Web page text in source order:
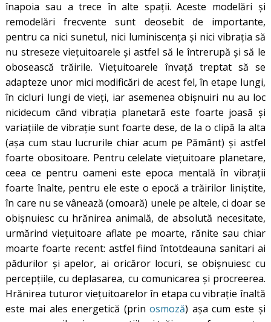
înapoia sau a trece în alte spații. Aceste modelări și
remodelări frecvente sunt deosebit de importante,
pentru ca nici sunetul, nici luminiscenţa şi nici vibrația să
nu streseze vieţuitoarele şi astfel să le întrerupă și să le
obosească trăirile. Viețuitoarele învaţă treptat să se
adapteze unor mici modificări de acest fel, în etape lungi,
în cicluri lungi de vieţi, iar asemenea obişnuiri nu au loc
nicidecum când vibraţia planetară este foarte joasă şi
variaţiile de vibraţie sunt foarte dese, de la o clipă la alta
(aşa cum stau lucrurile chiar acum pe Pământ) și astfel
foarte obositoare. Pentru celelate vieţuitoare planetare,
ceea ce pentru oameni este epoca mentală în vibraţii
foarte înalte, pentru ele este o epocă a trăirilor liniştite,
în care nu se vânează (omoară) unele pe altele, ci doar se
obişnuiesc cu hrănirea animală, de absolută necesitate,
urmărind viețuitoare aflate pe moarte, rănite sau chiar
moarte foarte recent: astfel fiind întotdeauna sanitari ai
pădurilor și apelor, ai oricăror locuri, se obișnuiesc cu
percepțiile, cu deplasarea, cu comunicarea şi procreerea.
Hrănirea tuturor vieţuitoarelor în etapa cu vibrație înaltă
este mai ales energetică (prinosmoză) aşa cum este şi